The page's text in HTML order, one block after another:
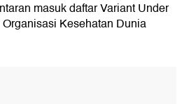
masuk daftar Variant Under
Kesehatan Dunia